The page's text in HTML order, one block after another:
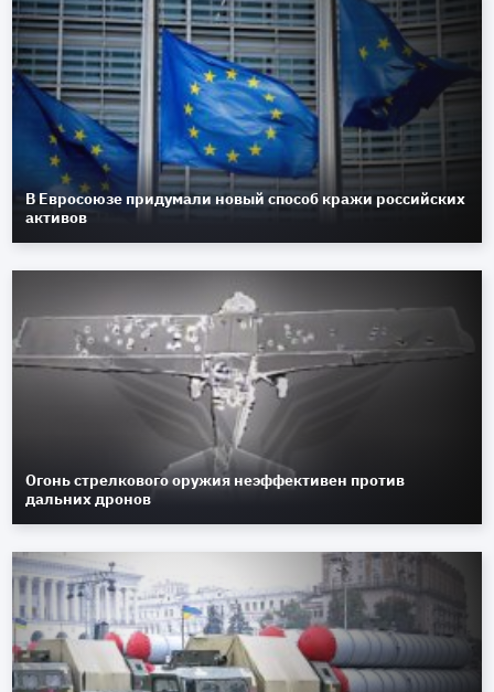
В Евросоюзе придумали новый способ кражи российских
активов
Огонь стрелкового оружия неэффективен против
дальних дронов